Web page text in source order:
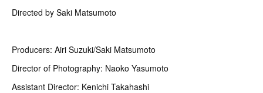
Directed by Saki Matsumoto
Producers: Airi Suzuki/Saki Matsumoto
Director of Photography: Naoko Yasumoto
Assistant Director: Kenichi Takahashi